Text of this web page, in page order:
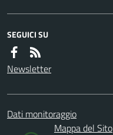
SEGUICI SU
Newsletter
Dati monitoraggio
Mappa del Sito